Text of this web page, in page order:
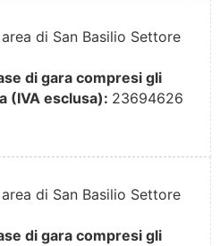
di San Basilio Settore
di gara compresi gli
(IVA esclusa): 23694626
di San Basilio Settore
di gara compresi gli